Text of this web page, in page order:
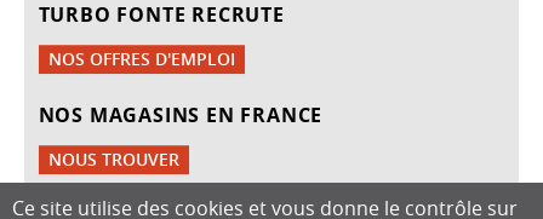
TURBO FONTE RECRUTE
NOS OFFRES D'EMPLOI
NOS MAGASINS EN FRANCE
NOUS TROUVER
Ce site utilise des cookies et vous donne le contrôle sur